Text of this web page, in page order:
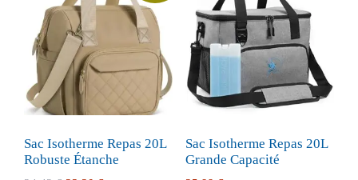
Sac Isotherme Repas 20L
Robuste Étanche
Sac Isotherme Repas 20L
Grande Capacité